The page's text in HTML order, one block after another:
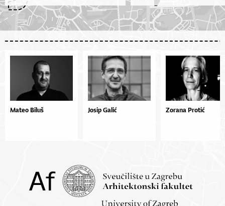
Mateo Biluš Josip Galić Zorana Protić